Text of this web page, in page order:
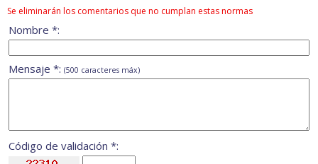
Se eliminarán los comentarios que no cumplan estas normas
Nombre *:
Mensaje *: (500 caracteres máx)
Código de validación *: